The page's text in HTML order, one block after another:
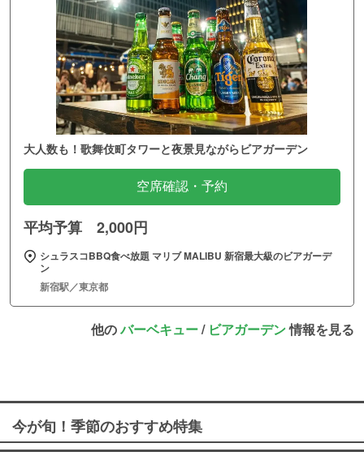
大人数も！歌舞伎町タワーと夜景見ながらビアガーデン
空席確認・予約
平均予算 2,000円
シュラスコBBQ食べ放題 マリブ MALIBU 新宿最大級のビアガーデ
ン
新宿駅／東京都
他のバーベキュー/ ビアガーデン情報を見る
今が旬！季節のおすすめ特集